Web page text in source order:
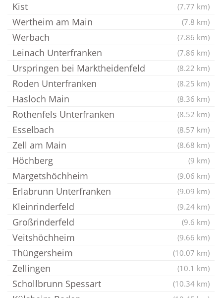
Kist (7.77 km)
Wertheim am Main (7.8 km)
Werbach (7.86 km)
Leinach Unterfranken (7.86 km)
Urspringen bei Marktheidenfeld (8.22 km)
Roden Unterfranken (8.25 km)
Hasloch Main (8.36 km)
Rothenfels Unterfranken (8.52 km)
Esselbach (8.57 km)
Zell am Main (8.68 km)
Höchberg (9 km)
Margetshöchheim (9.06 km)
Erlabrunn Unterfranken (9.09 km)
Kleinrinderfeld (9.24 km)
Großrinderfeld (9.6 km)
Veitshöchheim (9.66 km)
Thüngersheim (10.07 km)
Zellingen (10.1 km)
Schollbrunn Spessart (10.34 km)